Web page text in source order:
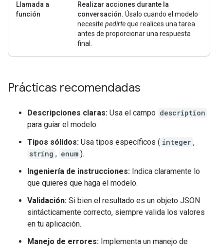
Llamada a
función
Realizar acciones durante la
conversación. Úsalo cuando el modelo
necesite pedirteque realices una tarea
antes de proporcionar una respuesta
final.
Prácticas recomendadas
Descripciones claras: Usa el campo description
para guiar el modelo.
Tipos sólidos: Usa tipos específicos ( integer ,
string , enum ).
Ingeniería de instrucciones: Indica claramente lo
que quieres que haga el modelo.
Validación: Si bien el resultado es un objeto JSON
sintácticamente correcto, siempre valida los valores
en tu aplicación.
Manejo de errores: Implementa un manejo de